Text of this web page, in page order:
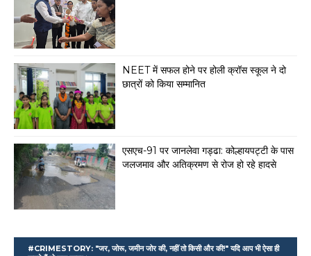
NEET में सफल होने पर होली क्रॉस स्कूल ने दो
छात्रों को किया सम्मानित
एसएच-91 पर जानलेवा गड्ढा: कोल्हायपट्टी के पास
जलजमाव और अतिक्रमण से रोज हो रहे हादसे
#CRIMESTORY: "जर, जोरू, जमीन जोर की, नहीं तो किसी और की!" यदि आप भी ऐसा ही